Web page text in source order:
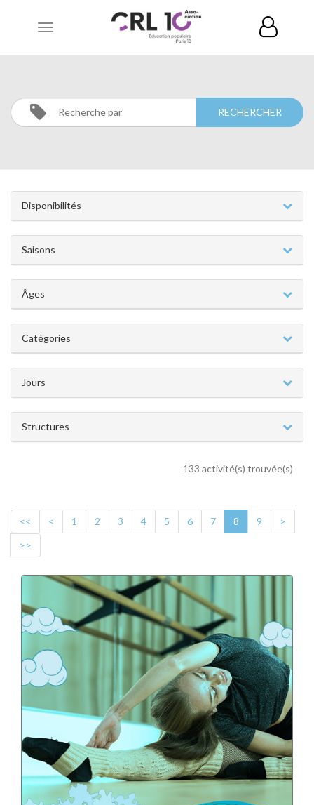
Toggle
CATÉGORIES
Disponibilités
Saisons
Âges
Catégories
Jours
Structures
133 activité(s) trouvée(s)
<< < 1 2 3 4 5 6 7 8 9
>
>>